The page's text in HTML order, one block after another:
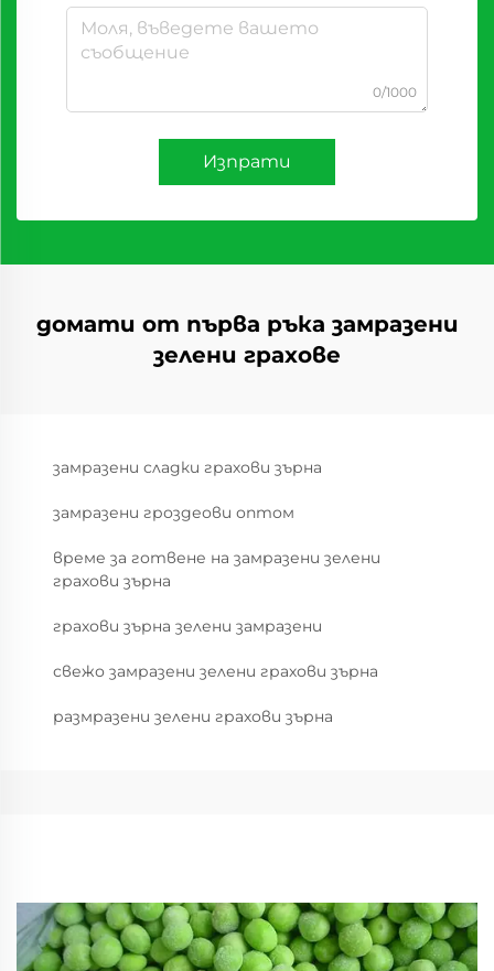
0/1000
Изпрати
домати от първа ръка замразени
зелени грахове
замразени сладки грахови зърна
замразени гроздеови оптом
време за готвене на замразени зелени
грахови зърна
грахови зърна зелени замразени
свежо замразени зелени грахови зърна
размразени зелени грахови зърна